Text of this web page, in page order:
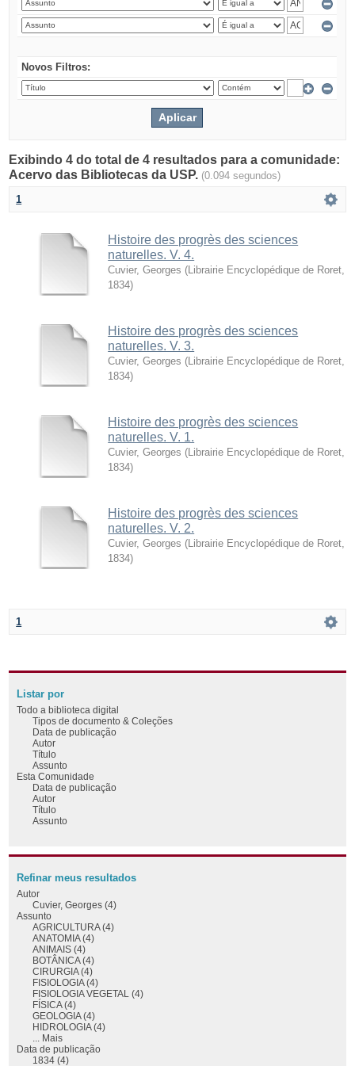
Novos Filtros:
Exibindo 4 do total de 4 resultados para a comunidade:
Acervo das Bibliotecas da USP. (0.094 segundos)
1
Histoire des progrès des sciences
naturelles. V. 4.
Cuvier, Georges ( Librairie Encyclopédique de Roret
1834)
Histoire des progrès des sciences
naturelles. V. 3.
Cuvier, Georges ( Librairie Encyclopédique de Roret
1834)
Histoire des progrès des sciences
naturelles. V. 1.
Cuvier, Georges ( Librairie Encyclopédique de Roret
1834)
Histoire des progrès des sciences
naturelles. V. 2.
Cuvier, Georges ( Librairie Encyclopédique de Roret
1834)
1
Listar por
Todo a biblioteca digital
Tipos de documento & Coleções
Data de publicação
Autor
Título
Assunto
Esta Comunidade
Data de publicação
Autor
Título
Assunto
Refinar meus resultados
Autor
Cuvier, Georges (4)
Assunto
AGRICULTURA (4)
ANATOMIA (4)
ANIMAIS (4)
BOTÂNICA (4)
CIRURGIA (4)
FISIOLOGIA (4)
FISIOLOGIA VEGETAL (4)
FÍSICA (4)
GEOLOGIA (4)
HIDROLOGIA (4)
... Mais
Data de publicação
1834 (4)